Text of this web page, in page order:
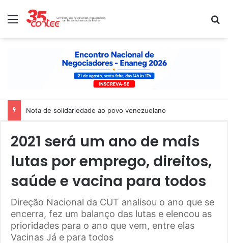
Menu
Nota de solidariedade ao povo venezuelano
2021 será um ano de mais
lutas por emprego, direitos,
saúde e vacina para todos
Direção Nacional da CUT analisou o ano que se
encerra, fez um balanço das lutas e elencou as
prioridades para o ano que vem, entre elas
Vacinas Já e para todos